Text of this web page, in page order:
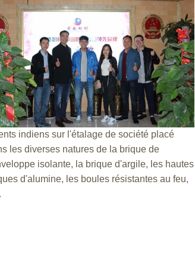
indiens sur l'étalage de société placé
les diverses natures de la brique de
isolante, la brique d'argile, les hautes
d'alumine, les boules résistantes au feu,